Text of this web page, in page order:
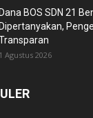
Dana BOS SDN 21
Dipertanyakan,
1 Agustus 2026